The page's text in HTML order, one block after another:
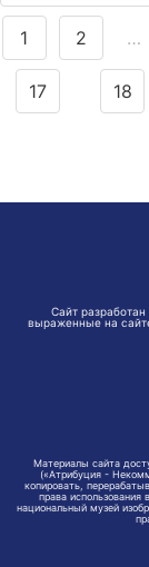
1 2 …
17 18
Сайт
выраженные на
Материалы сайта
(«Атрибуция -
копировать,
права
национальный музей